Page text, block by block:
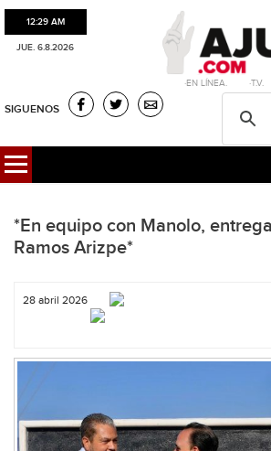
12:29 AM
JUE. 6.8.2026
·EN LÍNEA.
SIGUENOS
*En equipo con Manolo,
Ramos Arizpe*
28 abril 2026